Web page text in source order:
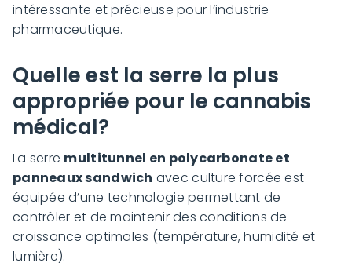
intéressante et précieuse pour l’industrie
pharmaceutique.
Quelle est la serre la plus
appropriée pour le cannabis
médical?
La serre multitunnel en polycarbonate et
panneaux sandwich avec culture forcée est
équipée d’une technologie permettant de
contrôler et de maintenir des conditions de
croissance optimales (température, humidité et
lumière).